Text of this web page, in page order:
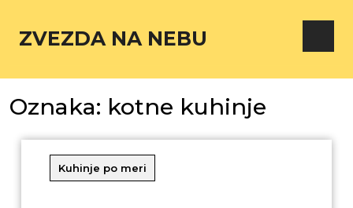
ZVEZDA NA NEBU
Oznaka: kotne kuhinje
Kuhinje po meri